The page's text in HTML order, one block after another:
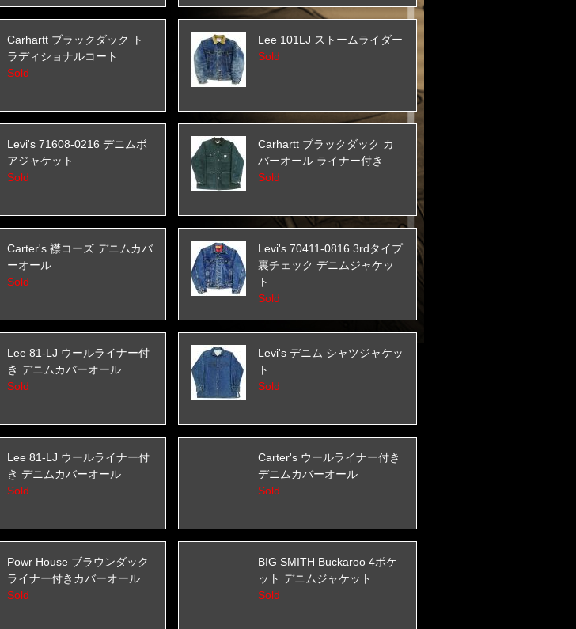
Carhartt ブラックダック ト
ラディショナルコート
Sold
Lee 101LJ ストームライダー
Sold
Levi's 71608-0216 デニムボ
アジャケット
Sold
Carhartt ブラックダック カ
バーオール ライナー付き
Sold
Carter's 襟コーズ デニムカバ
ーオール
Sold
Levi's 70411-0816 3rdタイプ
裏チェック デニムジャケッ
ト
Sold
Lee 81-LJ ウールライナー付
き デニムカバーオール
Sold
Levi's デニム シャツジャケッ
ト
Sold
Lee 81-LJ ウールライナー付
き デニムカバーオール
Sold
Carter's ウールライナー付き
デニムカバーオール
Sold
Powr House ブラウンダック
ライナー付きカバーオール
Sold
BIG SMITH Buckaroo 4ポケ
ット デニムジャケット
Sold